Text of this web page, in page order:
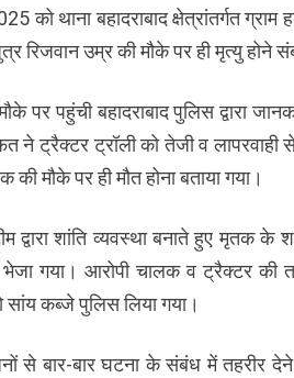
को थाना बहादराबाद क्षेत्रांतर्गत
रिजवान उम्र की मौके पर ही मृत्यु होने
पर पहुंची बहादराबाद पुलिस द्वारा
ने ट्रैक्टर ट्रॉली को तेजी व
मौके पर ही मौत होना बताया गया।
द्वारा शांति व्यवस्था बनाते हुए मृतक के
गया। आरोपी चालक व ट्रैक्टर की
सांय कब्जे पुलिस लिया गया।
से बार-बार घटना के संबंध में तहरीर